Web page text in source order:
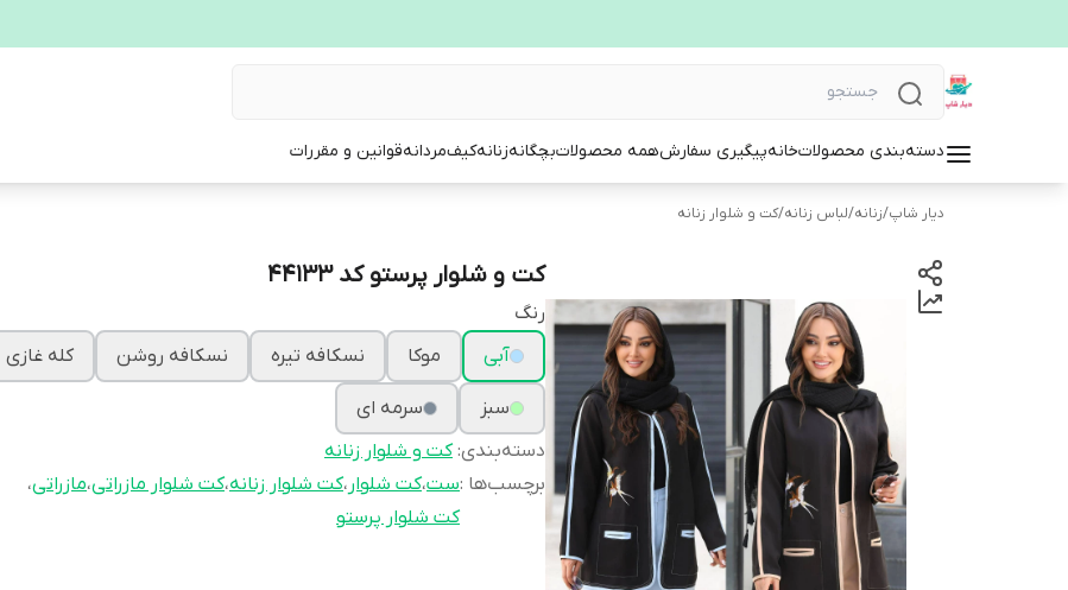
دسته‌بندی محصولاتخانهپیگیری سفارشهمه محصولاتبچگانهزنانهکیفمردانهقوانین و مقررات
دیار شاپ/زنانه/لباس زنانه/کت و شلوار زنانه
کت و شلوار پرستو کد 44133
رنگ
آبی
موکا نسکافه تیره نسکافه روشن کله غازی
سبز
سرمه ای
دسته‌بندی:کت و شلوار زنانه
برچسب‌ها :ست،کت شلوار ،کت شلوار زنانه،کت شلوار مازراتی،مازراتی،
کت شلوار پرستو